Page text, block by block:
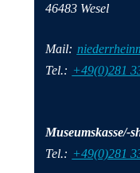
46483 Wesel
Mail:
Tel.: +49(0)281
Museumskasse/-
Tel.: +49(0)281